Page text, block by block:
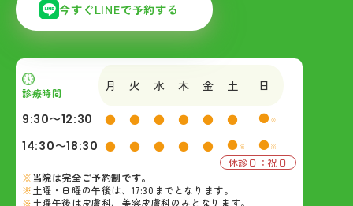
今すぐLINEで予約する
診療時間 月 火 水 木 金 土 日
9:30〜12:30 ● ● ● ● ● ● ●※
14:30〜18:30 ● ● ● ● ● ●※ ●※
休診日：祝日
当院は完全ご予約制です。
土曜・日曜の午後は、17:30までとなります。
土曜午後は皮膚科、美容皮膚科のみとなります。